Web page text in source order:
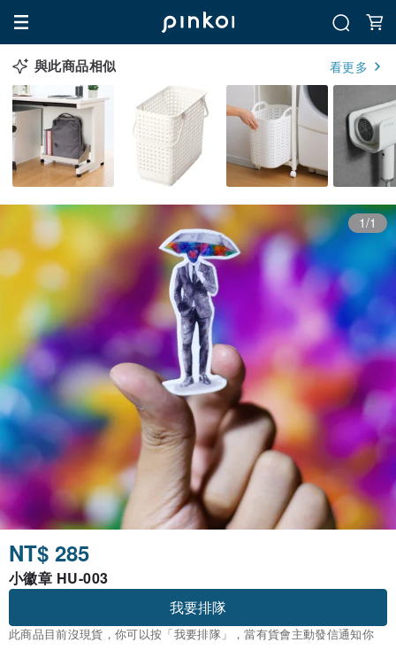
與此商品相似 看更多
1/1
NT$ 285
小徽章 HU-003
我要排隊
此商品目前沒現貨，你可以按「我要排隊」，當有貨會主動發信通知你